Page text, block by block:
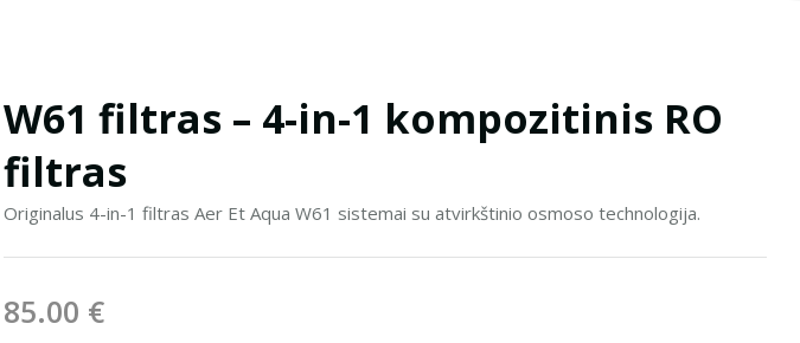
W61 filtras – 4-in-1 kompozitinis RO
filtras
Originalus 4-in-1 filtras Aer Et Aqua W61 sistemai su atvirkštinio osmoso technologija.
85.00 €